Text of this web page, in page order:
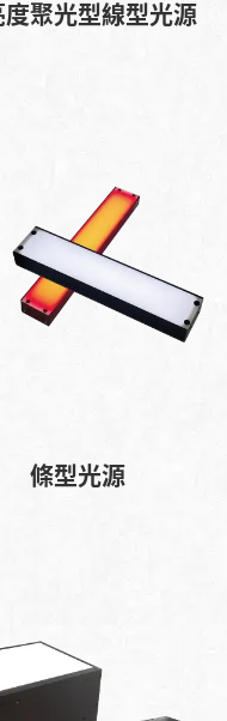
聚光型線型光源
條型光源